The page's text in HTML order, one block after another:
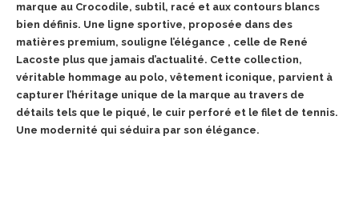
marque au Crocodile, subtil, racé et aux contours blancs
bien définis. Une ligne sportive, proposée dans des
matières premium, souligne l’élégance , celle de René
Lacoste plus que jamais d’actualité. Cette collection,
véritable hommage au polo, vêtement iconique, parvient à
capturer l’héritage unique de la marque au travers de
détails tels que le piqué, le cuir perforé et le filet de tennis.
Une modernité qui séduira par son élégance.